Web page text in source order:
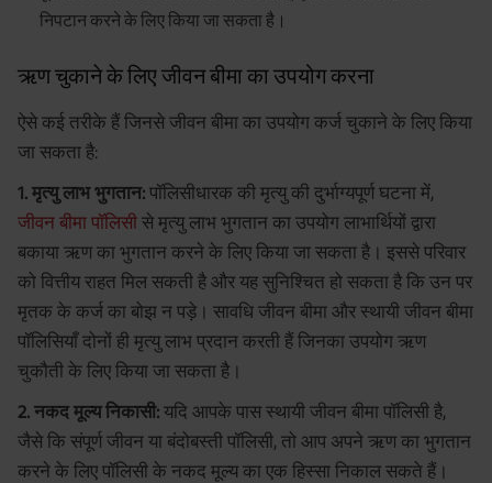
निपटान करने के लिए किया जा सकता है।
ऋण चुकाने के लिए जीवन बीमा का उपयोग करना
ऐसे कई तरीके हैं जिनसे जीवन बीमा का उपयोग कर्ज चुकाने के लिए किया
जा सकता है:
1. मृत्यु लाभ भुगतान: पॉलिसीधारक की मृत्यु की दुर्भाग्यपूर्ण घटना में,
जीवन बीमा पॉलिसी से मृत्यु लाभ भुगतान का उपयोग लाभार्थियों द्वारा
बकाया ऋण का भुगतान करने के लिए किया जा सकता है। इससे परिवार
को वित्तीय राहत मिल सकती है और यह सुनिश्चित हो सकता है कि उन पर
मृतक के कर्ज का बोझ न पड़े। सावधि जीवन बीमा और स्थायी जीवन बीमा
पॉलिसियाँ दोनों ही मृत्यु लाभ प्रदान करती हैं जिनका उपयोग ऋण
चुकौती के लिए किया जा सकता है।
2. नकद मूल्य निकासी: यदि आपके पास स्थायी जीवन बीमा पॉलिसी है,
जैसे कि संपूर्ण जीवन या बंदोबस्ती पॉलिसी, तो आप अपने ऋण का भुगतान
करने के लिए पॉलिसी के नकद मूल्य का एक हिस्सा निकाल सकते हैं।